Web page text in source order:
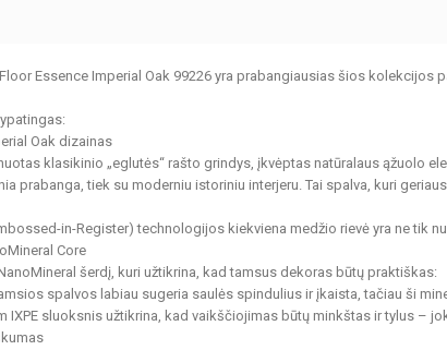
Essence Imperial Oak 99226 yra prabangiausias šios
Oak dizainas
klasikinio „eglutės“ rašto grindys, įkvėptas natūralaus ąžuolo
prabanga, tiek su moderniu istoriniu interjeru. Tai spalva, kuri
in-Register) technologijos kiekviena medžio rievė yra ne tik
Core
šerdį, kuri užtikrina, kad tamsus dekoras būtų praktiškas:
spalvos labiau sugeria saulės spindulius ir įkaista, tačiau ši
IXPE sluoksnis užtikrina, kad vaikščiojimas būtų minkštas ir tylus –